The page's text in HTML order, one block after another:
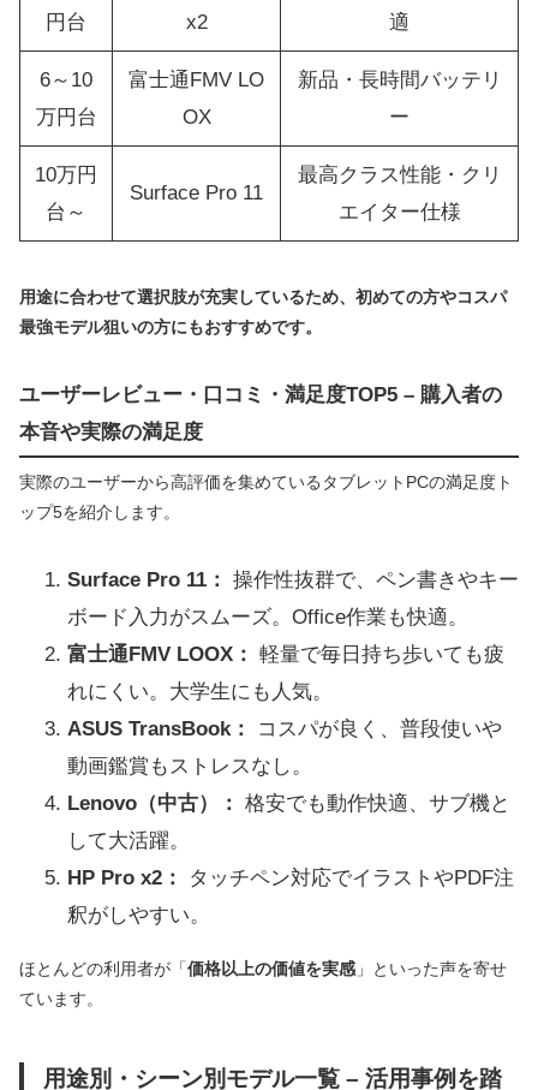
円台
x2
適
6～10
万円台
富士通FMV LO
OX
新品・長時間バッテリ
ー
10万円
台～
Surface Pro 11
最高クラス性能・クリ
エイター仕様
用途に合わせて選択肢が充実しているため、初めての方やコスパ
最強モデル狙いの方にもおすすめです。
ユーザーレビュー・口コミ・満足度TOP5 – 購入者の
本音や実際の満足度
実際のユーザーから高評価を集めているタブレットPCの満足度ト
ップ5を紹介します。
Surface Pro 11： 操作性抜群で、ペン書きやキー
ボード入力がスムーズ。Office作業も快適。
富士通FMV LOOX： 軽量で毎日持ち歩いても疲
れにくい。大学生にも人気。
ASUS TransBook：
コスパが良く、普段使いや
動画鑑賞もストレスなし。
Lenovo（中古）： 格安でも動作快適、サブ機と
して大活躍。
HP Pro x2：
タッチペン対応でイラストやPDF注
釈がしやすい。
ほとんどの利用者が「価格以上の価値を実感 」といった声を寄せ
ています。
用途別・シーン別モデル一覧 – 活用事例を踏